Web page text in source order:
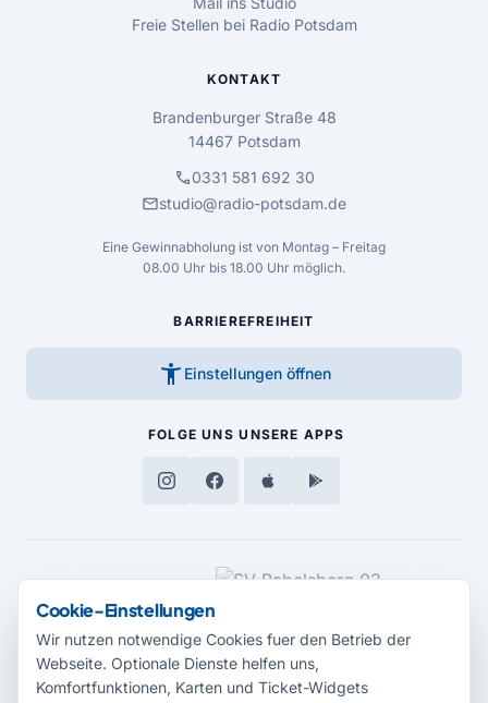
Freie Stellen bei Radio Potsdam
KONTAKT
Brandenburger Straße 48
14467 Potsdam
call0331 581 692 30
mailstudio@radio-potsdam.de
Eine Gewinnabholung ist von Montag – Freitag
08.00 Uhr bis 18.00 Uhr möglich.
BARRIEREFREIHEIT
accessibility_new Einstellungen öffnen
FOLGE UNS UNSERE APPS
MEDIENPARTNER
Cookie-Einstellungen
Wir nutzen notwendige Cookies fuer den Betrieb der
Webseite. Optionale Dienste helfen uns,
Komfortfunktionen, Karten und Ticket-Widgets